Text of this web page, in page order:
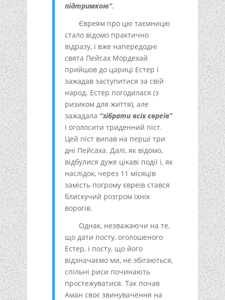
підтримкою”.
Євреям про цю таємницю
стало відомо практично
відразу, і вже напередодні
свята Пейсах Мордехай
прийшов до цариці Естер і
зажадав заступитися за свій
народ. Естер погодилася (з
ризиком для життя), але
зажадала “зібрати всіх євреїв”
і оголосити триденний піст.
Цей піст випав на перші три
дні Пейсаха. Далі, як відомо,
відбулися дуже цікаві події і, як
наслідок, через 11 місяців
замість погрому євреїв стався
блискучий розгром їхніх
ворогів.
Однак, незважаючи на те,
що дати посту, оголошеного
Естер, і посту, що його
відзначаємо ми, не збігаються,
спільні риси починають
простежуватися. Так почав
Аман своє звинувачення на